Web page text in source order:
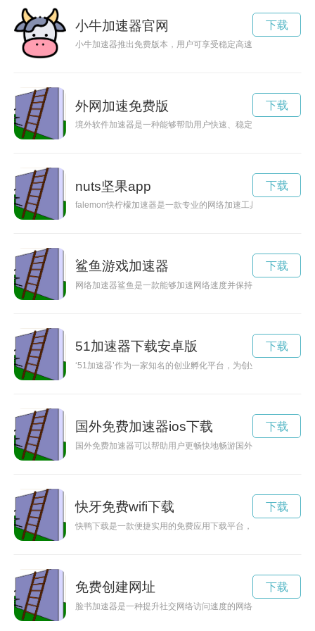
小牛加速器官网
小牛加速器推出免费版本，用户可享受稳定高速的网络加速服
下载
外网加速免费版
境外软件加速器是一种能够帮助用户快速、稳定连接到全球网
下载
nuts坚果app
falemon快柠檬加速器是一款专业的网络加速工具，能够有效
下载
鲨鱼游戏加速器
网络加速器鲨鱼是一款能够加速网络速度并保持稳定连接的网
下载
51加速器下载安卓版
‘51加速器’作为一家知名的创业孵化平台，为创业者提供全方
下载
国外免费加速器ios下载
国外免费加速器可以帮助用户更畅快地畅游国外网站，解决网
下载
快牙免费wifi下载
快鸭下载是一款便捷实用的免费应用下载平台，为用户提供各种
下载
免费创建网址
脸书加速器是一种提升社交网络访问速度的网络技术，可以有
下载